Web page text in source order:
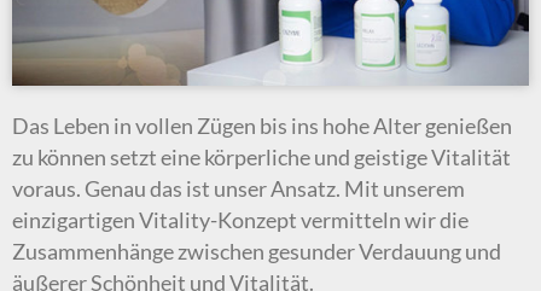
Das Leben in vollen Zügen bis ins hohe Alter genießen
zu können setzt eine körperliche und geistige Vitalität
voraus. Genau das ist unser Ansatz. Mit unserem
einzigartigen Vitality-Konzept vermitteln wir die
Zusammenhänge zwischen gesunder Verdauung und
äußerer Schönheit und Vitalität.